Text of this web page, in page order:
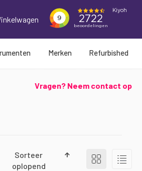
Merken Refurbished
Vragen? Neem contact op
Sorteer
oplopend
Tonen
als
Foto-
tabel
Lijst